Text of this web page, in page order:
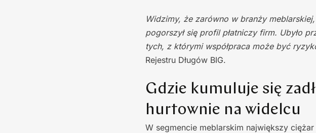
Widzimy, że zarówno w branży
pogorszył się profil płatniczy firm. Ubyło
tych, z którymi współpraca może być
Rejestru Długów BIG.
Gdzie kumuluje się
hurtownie na widelcu
W segmencie meblarskim największy